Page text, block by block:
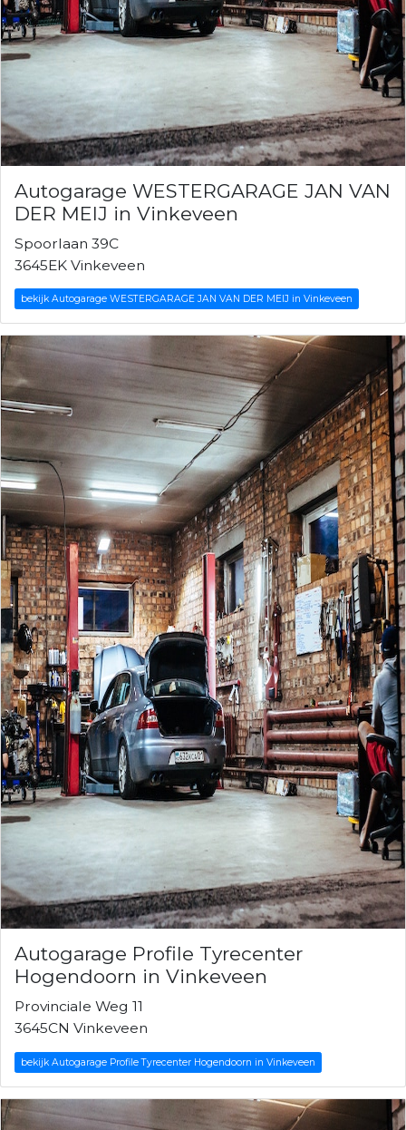
Autogarage WESTERGARAGE JAN VAN
DER MEIJ in Vinkeveen
Spoorlaan 39C
3645EK Vinkeveen
bekijk Autogarage WESTERGARAGE JAN VAN DER MEIJ in Vinkeveen
Autogarage Profile Tyrecenter
Hogendoorn in Vinkeveen
Provinciale Weg 11
3645CN Vinkeveen
bekijk Autogarage Profile Tyrecenter Hogendoorn in Vinkeveen